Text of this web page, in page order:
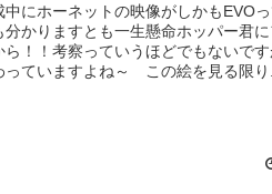
にホーネットの映像がしかもEVO
分かりますとも一生懸命ホッパー君
ら！！考察っていうほどでもないで
っていますよね～ この絵を見る限り